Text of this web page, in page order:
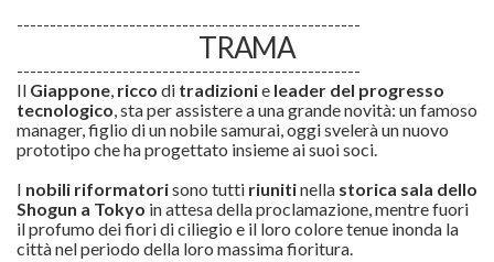
----------------------------------------------------
TRAMA
----------------------------------------------------
Il Giappone, ricco di tradizionie leader del progresso
tecnologico, sta per assistere a una grande novità: un famoso
manager, figlio di un nobile samurai, oggi svelerà un nuovo
prototipo che ha progettato insieme ai suoi soci.
I nobili riformatorisono tutti riunitinella storica sala dello
Shogun a Tokyo in attesa della proclamazione, mentre fuori
il profumo dei fiori di ciliegio e il loro colore tenue inonda la
città nel periodo della loro massima fioritura.